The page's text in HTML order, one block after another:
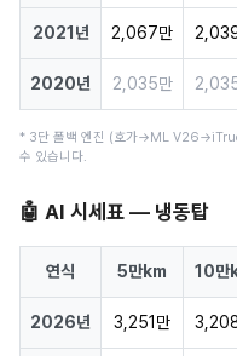
2021년 2,067만
2020년 2,035만
* 3단 폴백 엔진 (호가→ML
수 있습니다.
🤖 AI 시세표 — 냉동탑
연식 5만km 10만
2026년 3,251만